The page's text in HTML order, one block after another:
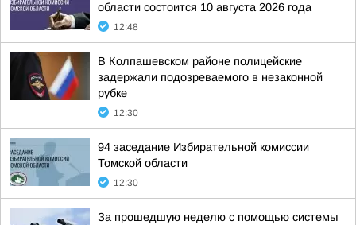
области состоится 10 августа 2026 года
12:48
В Колпашевском районе полицейские
задержали подозреваемого в незаконной
рубке
12:30
94 заседание Избирательной комиссии
Томской области
12:30
За прошедшую неделю с помощью системы